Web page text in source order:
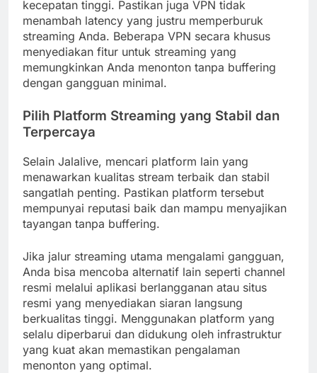
kecepatan tinggi. Pastikan juga VPN tidak
menambah latency yang justru memperburuk
streaming Anda. Beberapa VPN secara khusus
menyediakan fitur untuk streaming yang
memungkinkan Anda menonton tanpa buffering
dengan gangguan minimal.
Pilih Platform Streaming yang Stabil dan
Terpercaya
Selain Jalalive, mencari platform lain yang
menawarkan kualitas stream terbaik dan stabil
sangatlah penting. Pastikan platform tersebut
mempunyai reputasi baik dan mampu menyajikan
tayangan tanpa buffering.
Jika jalur streaming utama mengalami gangguan,
Anda bisa mencoba alternatif lain seperti channel
resmi melalui aplikasi berlangganan atau situs
resmi yang menyediakan siaran langsung
berkualitas tinggi. Menggunakan platform yang
selalu diperbarui dan didukung oleh infrastruktur
yang kuat akan memastikan pengalaman
menonton yang optimal.